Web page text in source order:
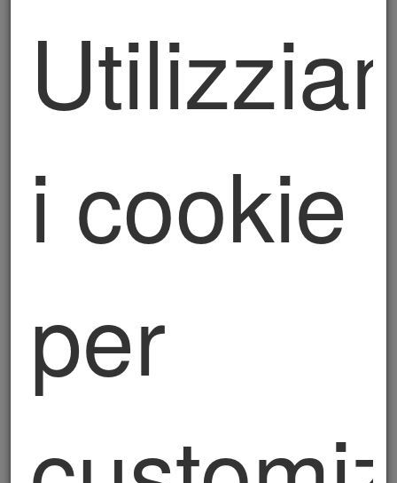
Il Titolare tratterà i Suoi dati personali comuni,
raccolti in occasione e nell’ambito della Sua
richiesta di usufruire dei servizi offerti dal
Titolare del trattamento e, in ogni caso, da Lei
esemplificativo e non esaustivo, nome,
cognome, numero di telefono, indirizzo e-mail e,
in generale, i Suoi dati di contatto (“Dati
Comuni”).
I Suoi dati personali saranno trattati nell’ambito
della normale attività del Titolare, sia nella fase
precontrattuale che nella fase di sottoscrizione
ed esecuzione del contratto; saranno trattati per
alla gestione ed esecuzione del rapporto
precontrattuale e/o contrattuale, nonché di
i cookie
per